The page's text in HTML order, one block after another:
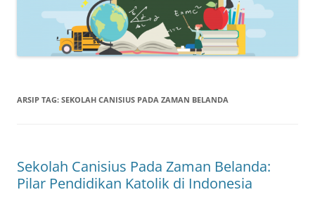
ARSIP TAG: SEKOLAH CANISIUS PADA ZAMAN BELANDA
Sekolah Canisius Pada Zaman Belanda:
Pilar Pendidikan Katolik di Indonesia